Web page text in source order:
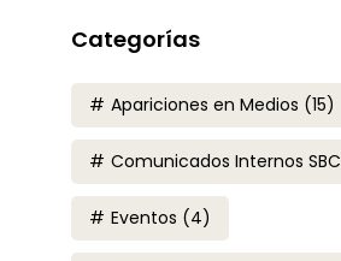
Categorías
Apariciones en Medios (15)
Comunicados Internos SBC
Eventos (4)